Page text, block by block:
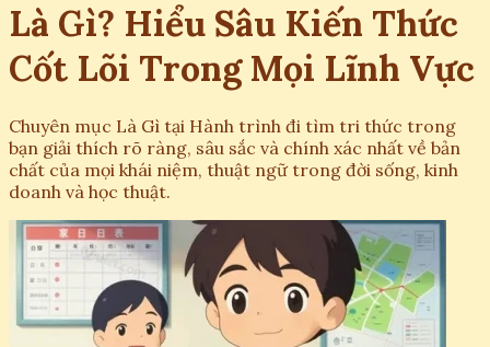
Là Gì? Hiểu Sâu Kiến Thức
Cốt Lõi Trong Mọi Lĩnh Vực
Chuyên mục Là Gì tại Hành trình đi tìm tri thức trong
bạn giải thích rõ ràng, sâu sắc và chính xác nhất về bản
chất của mọi khái niệm, thuật ngữ trong đời sống, kinh
doanh và học thuật.